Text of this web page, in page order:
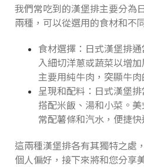
我們常吃到的漢堡排主要分為
兩種，可以從選用的食材和不
食材選擇：日式漢堡排
入細切洋蔥或蔬菜以增
主要用純牛肉，突顯牛肉
呈現和配料：日式漢堡
搭配米飯、湯和小菜。
常配薯條和汽水，便捷快
這兩種漢堡排各有其獨特之處
個人偏好，接下來將和您分享